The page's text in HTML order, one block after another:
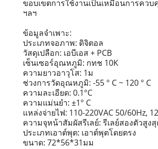
ขอบเขตการใช้งานเป็นเหมือนการค
ฯลฯ
ข้อมูลจำเพาะ:
ประเภทจอภาพ: ดิจิตอล
วัสดุเปลือก: เอบีเอส + PCB
เซ็นเซอร์อุณหภูมิ: กทช 10K
ความยาวอาวุโส: 1ม
ช่วงการวัดอุณหภูมิ: -55 ° C ~ 120 ° C
ความละเอียด: 0.1°C
ความแม่นยำ: ±1° C
แหล่งจ่ายไฟ: 110-220VAC 50/60Hz,
ความจุหน้าสัมผัสรีเลย์: รีเลย์สองตัวสูง
ประเภทเอาต์พุต: เอาต์พุตโดยตรง
ขนาด: 72*56*31มม